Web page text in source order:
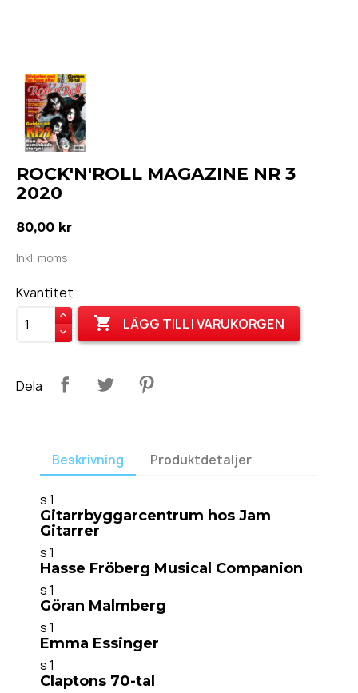
ROCK'N'ROLL MAGAZINE NR 3
2020
80,00 kr
Inkl. moms
Kvantitet
 LÄGG TILL I VARUKORGEN
Dela
Beskrivning Produktdetaljer
s 1
Gitarrbyggarcentrum hos Jam
Gitarrer
s 1
Hasse Fröberg Musical Companion
s 1
Göran Malmberg
s 1
Emma Essinger
s 1
Claptons 70-tal